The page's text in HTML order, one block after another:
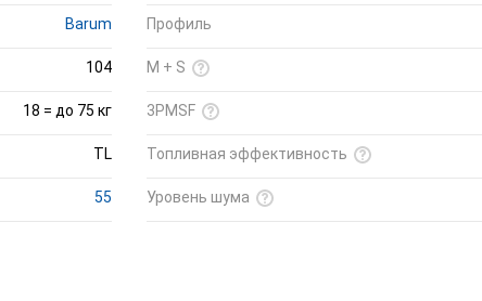
Barum
104
18 = до 75 кг
TL
55
Профиль
M + S
3PMSF
Топливная эффективность
Уровень шума